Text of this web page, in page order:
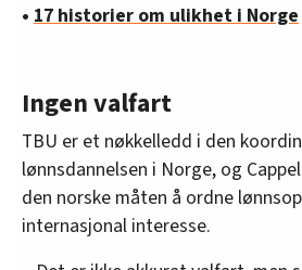
• 17 historier om ulikhet i Norge
Ingen valfart
TBU er et nøkkelledd i den
lønnsdannelsen i Norge, og
den norske måten å ordne
internasjonal interesse.